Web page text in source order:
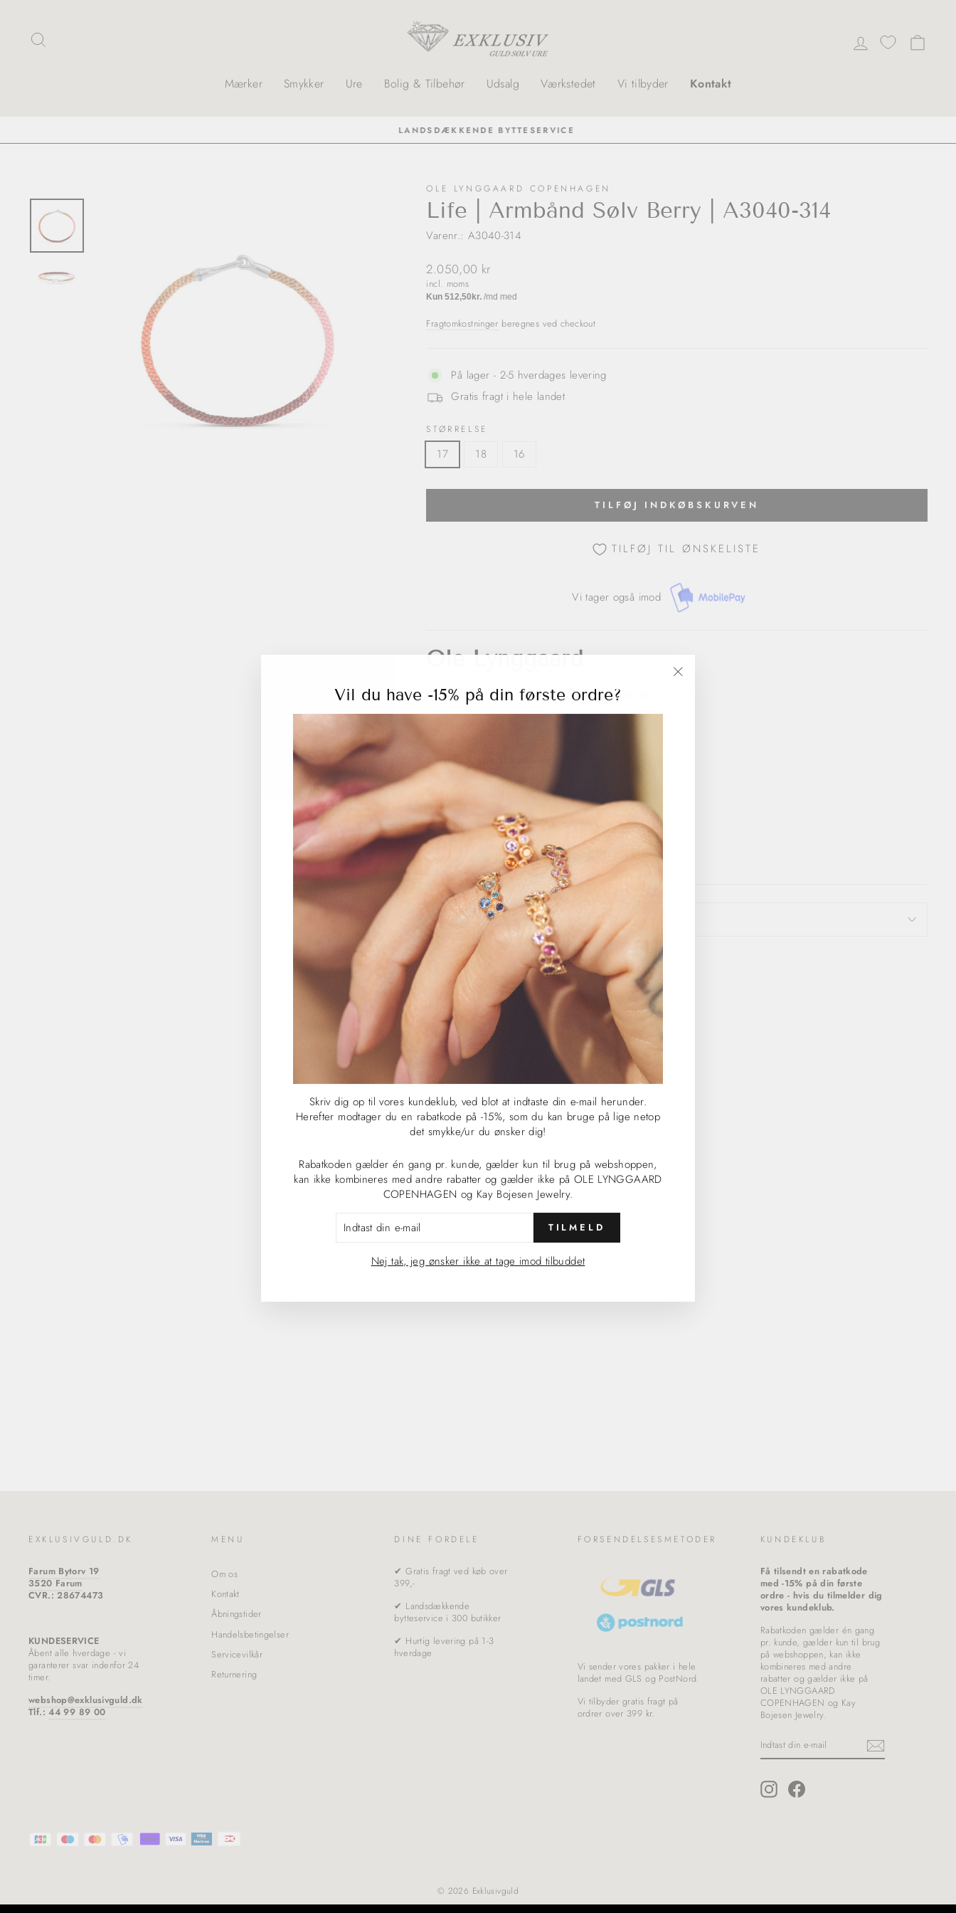
Log ind
Mærker Smykker Ure Bolig & Tilbehør Udsalg Værkstedet Vi tilbyder Kontakt
LANDSDÆKKENDE BYTTESERVICE
OLE LYNGGAARD COPENHAGEN
Life | Armbånd Sølv Berry | A3040-314
Varenr.: A3040-314
Normalpris
2.050,00 kr
incl. moms
Fragtomkostninger beregnes ved checkout
På lager - 2-5 hverdages levering
Gratis fragt i hele landet
STØRRELSE
17 18 16
TILFØJ INDKØBSKURVEN
TILFØJ TIL ØNSKELISTE
Vi tager også imod
Ole Lynggaard
Life armbånd i farven Berry med sterling sølv lås.
Smykkets specifikationer
Materiale: Sterling sølv
Original æske og certifikat medfølger.
STIL ET SPØRGSMÅL
Del
Del
Facebook
Tweet
Del
på
Twitter
Pin it
det
på
Pinterest
Du vil måske synes om:
EXKLUSIVGULD.DK
Farum Bytorv 19
3520 Farum
CVR.: 28674473
KUNDESERVICE
Åbent alle hverdage - vi
garanterer svar indenfor 24
timer.
webshop@exklusivguld.dk
Tlf.: 44 99 89 00
MENU
Om os
Kontakt
Åbningstider
Handelsbetingelser
Servicevilkår
Returnering
DINE FORDELE
✔ Gratis fragt ved køb over
399,-
✔ Landsdækkende
bytteservice i 300 butikker
✔ Hurtig levering på 1-3
hverdage
FORSENDELSESMETODER
Vi sender vores pakker i hele
landet med GLS og PostNord.
Vi tilbyder gratis fragt på
ordrer over 399 kr.
KUNDEKLUB
Få tilsendt en rabatkode
med -15% på din første
ordre - hvis du tilmelder dig
vores kundeklub.
Rabatkoden gælder én gang
pr. kunde, gælder kun til brug
på webshoppen, kan ikke
kombineres med andre
rabatter og gælder ikke på
OLE LYNGGAARD
COPENHAGEN og Kay
Bojesen Jewelry.
DIN
E-
InstagramFacebook
© 2026 Exklusivguld
Vil du have -15% på din første ordre?
Skriv dig op til vores kundeklub, ved blot at indtaste din e-mail herunder.
Herefter modtager du en rabatkode på -15%, som du kan bruge på lige netop
det smykke/ur du ønsker dig!
Rabatkoden gælder én gang pr. kunde, gælder kun til brug på webshoppen,
kan ikke kombineres med andre rabatter og gælder ikke på OLE LYNGGAARD
COPENHAGEN og Kay Bojesen Jewelry.
INDTAST
TILMELD
Nej tak, jeg ønsker ikke at tage imod tilbuddet